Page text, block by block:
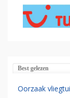
Best gelezen
Oorzaak